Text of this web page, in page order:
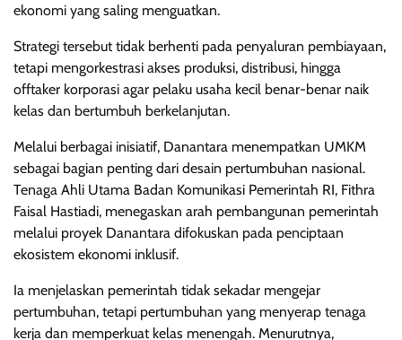
ekonomi yang saling menguatkan.
Strategi tersebut tidak berhenti pada penyaluran pembiayaan,
tetapi mengorkestrasi akses produksi, distribusi, hingga
offtaker korporasi agar pelaku usaha kecil benar-benar naik
kelas dan bertumbuh berkelanjutan.
Melalui berbagai inisiatif, Danantara menempatkan UMKM
sebagai bagian penting dari desain pertumbuhan nasional.
Tenaga Ahli Utama Badan Komunikasi Pemerintah RI, Fithra
Faisal Hastiadi, menegaskan arah pembangunan pemerintah
melalui proyek Danantara difokuskan pada penciptaan
ekosistem ekonomi inklusif.
Ia menjelaskan pemerintah tidak sekadar mengejar
pertumbuhan, tetapi pertumbuhan yang menyerap tenaga
kerja dan memperkuat kelas menengah. Menurutnya,